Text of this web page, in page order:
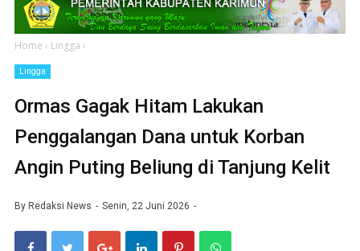
Home › Lingga ›
Lingga
Ormas Gagak Hitam Lakukan
Penggalangan Dana untuk Korban
Angin Puting Beliung di Tanjung Kelit
By Redaksi News Senin, 22 Juni 2026